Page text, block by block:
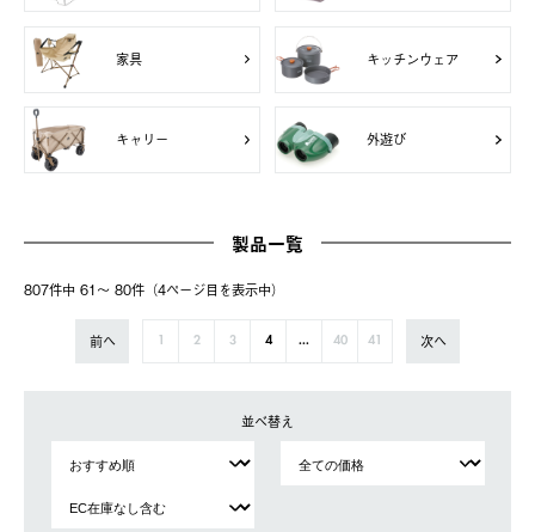
家具 キッチンウェア
キャリー 外遊び
製品一覧
807件中 61〜 80件（4ページ⽬を表⽰中）
前へ 2 3 4 ... 40 41 次へ
並べ替え